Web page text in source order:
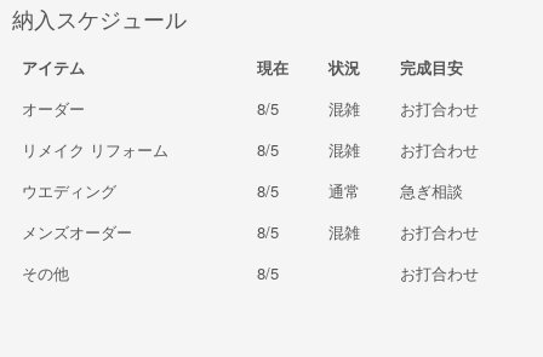
納入スケジュール
アイテム 現在 状況
完成目安
オーダー
8/5 混雑
お打合わせ
リメイク リフォーム
8/5 混雑
お打合わせ
ウエディング
8/5 通常
急ぎ相談
メンズオーダー
8/5 混雑
お打合わせ
その他
8/5 お打合わせ